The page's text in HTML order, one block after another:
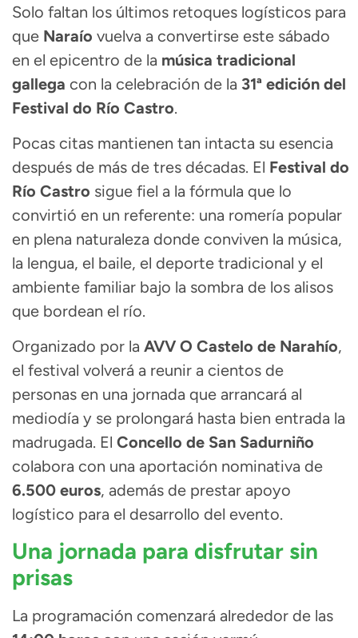
Solo faltan los últimos retoques logísticos para
que Naraío vuelva a convertirse este sábado
en el epicentro de la música tradicional
gallega con la celebración de la 31ª edición del
Festival do Río Castro.
Pocas citas mantienen tan intacta su esencia
después de más de tres décadas. El Festival do
Río Castro sigue fiel a la fórmula que lo
convirtió en un referente: una romería popular
en plena naturaleza donde conviven la música,
la lengua, el baile, el deporte tradicional y el
ambiente familiar bajo la sombra de los alisos
que bordean el río.
Organizado por la AVV O Castelo de Narahío,
el festival volverá a reunir a cientos de
personas en una jornada que arrancará al
mediodía y se prolongará hasta bien entrada la
madrugada. El Concello de San Sadurniño
colabora con una aportación nominativa de
6.500 euros, además de prestar apoyo
logístico para el desarrollo del evento.
Una jornada para disfrutar sin
prisas
La programación comenzará alrededor de las